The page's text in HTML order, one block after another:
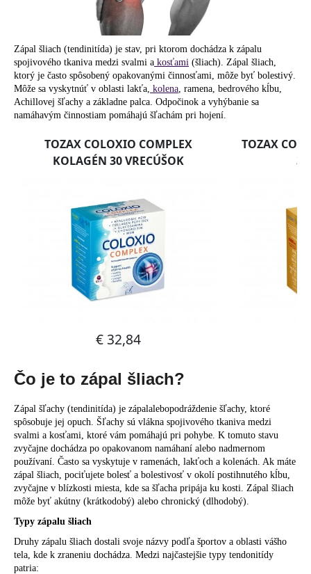
Zápal šliach (tendinitída) je stav, pri ktorom dochádza k zápalu
spojivového tkaniva medzi svalmi a kosťami (šliach). Zápal šliach,
ktorý je často spôsobený opakovanými činnosťami, môže byť bolestivý.
Môže sa vyskytnúť v oblasti lakťa, kolena, ramena, bedrového kĺbu,
Achillovej šľachy a základne palca. Odpočinok a vyhýbanie sa
namáhavým činnostiam pomáhajú šľachám pri hojení.
Čo je to zápal šliach?
Zápal šľachy (tendinitída) je zápalalebopodráždenie šľachy, ktoré
spôsobuje jej opuch. Šľachy sú vlákna spojivového tkaniva medzi
svalmi a kosťami, ktoré vám pomáhajú pri pohybe. K tomuto stavu
zvyčajne dochádza po opakovanom namáhaní alebo nadmernom
používaní. Často sa vyskytuje v ramenách, lakťoch a kolenách. Ak máte
zápal šliach, pociťujete bolesť a bolestivosť v okolí postihnutého kĺbu,
zvyčajne v blízkosti miesta, kde sa šľacha pripája ku kosti. Zápal šliach
môže byť akútny (krátkodobý) alebo chronický (dlhodobý).
Typy zápalu šliach
Druhy zápalu šliach dostali svoje názvy podľa športov a oblasti vášho
tela, kde k zraneniu dochádza. Medzi najčastejšie typy tendonitídy
patria:
HĽADAŤ